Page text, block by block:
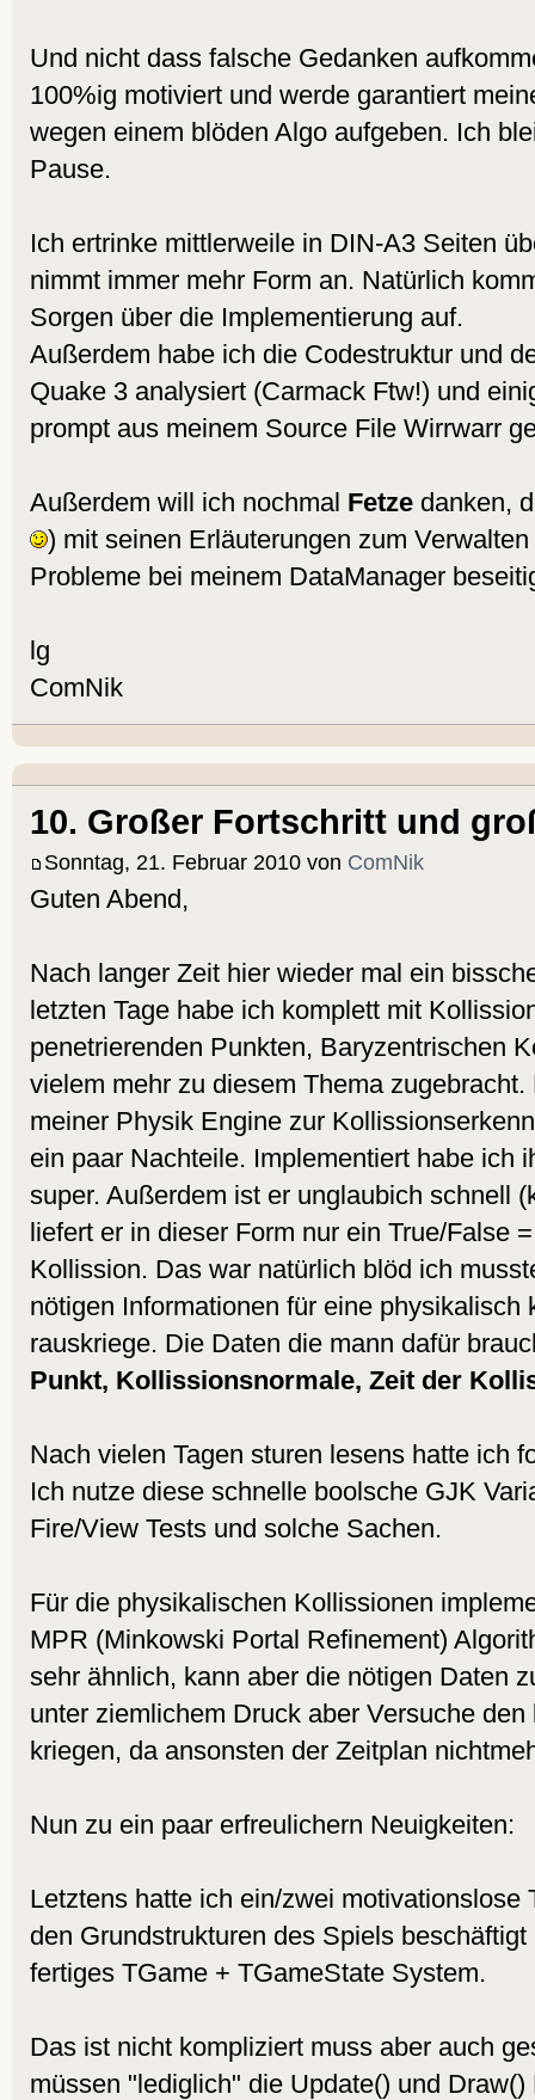
Und nicht dass falsche Gedanken
100%ig motiviert und werde garantiert
wegen einem blöden Algo aufgeben. Ich
Pause.
Ich ertrinke mittlerweile in DIN-A3 Seiten
nimmt immer mehr Form an. Natürlich
Sorgen über die Implementierung auf.
Außerdem habe ich die Codestruktur und
Quake 3 analysiert (Carmack Ftw!) und
prompt aus meinem Source File Wirrwarr
Außerdem will ich nochmal Fetze danken,
) mit seinen Erläuterungen zum
Probleme bei meinem DataManager
lg
ComNik
10. Großer Fortschritt und
Sonntag, 21. Februar 2010 von ComNik
Guten Abend,
Nach langer Zeit hier wieder mal ein
letzten Tage habe ich komplett mit
penetrierenden Punkten, Baryzentrischen
vielem mehr zu diesem Thema
meiner Physik Engine zur
ein paar Nachteile. Implementiert habe ich
super. Außerdem ist er unglaubich schnell
liefert er in dieser Form nur ein True/False
Kollission. Das war natürlich blöd ich
nötigen Informationen für eine physikalisch
rauskriege. Die Daten die mann dafür
Punkt, Kollissionsnormale, Zeit der
Nach vielen Tagen sturen lesens hatte ich
Ich nutze diese schnelle boolsche GJK
Fire/View Tests und solche Sachen.
Für die physikalischen Kollissionen
MPR (Minkowski Portal Refinement)
sehr ähnlich, kann aber die nötigen Daten
unter ziemlichem Druck aber Versuche
kriegen, da ansonsten der Zeitplan
Nun zu ein paar erfreulichern Neuigkeiten:
Letztens hatte ich ein/zwei motivationslose
den Grundstrukturen des Spiels
fertiges TGame + TGameState System.
Das ist nicht kompliziert muss aber auch
müssen "lediglich" die Update() und Draw()